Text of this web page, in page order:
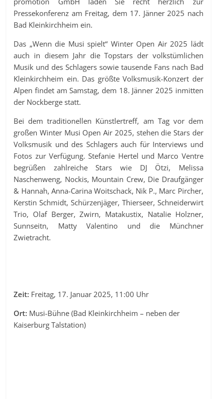
Pressekonferenz am Freitag, dem 17. Jänner 2025 nach
Bad Kleinkirchheim ein.
Das „Wenn die Musi spielt“ Winter Open Air 2025 lädt
auch in diesem Jahr die Topstars der volkstümlichen
Musik und des Schlagers sowie tausende Fans nach Bad
Kleinkirchheim ein. Das größte Volksmusik-Konzert der
Alpen findet am Samstag, dem 18. Jänner 2025 inmitten
der Nockberge statt.
Bei dem traditionellen Künstlertreff, am Tag vor dem
großen Winter Musi Open Air 2025, stehen die Stars der
Volksmusik und des Schlagers auch für Interviews und
Fotos zur Verfügung. Stefanie Hertel und Marco Ventre
begrüßen zahlreiche Stars wie DJ Ötzi, Melissa
Naschenweng, Nockis, Mountain Crew, Die Draufgänger
& Hannah, Anna-Carina Woitschack, Nik P., Marc Pircher,
Kerstin Schmidt, Schürzenjäger, Thierseer, Schneiderwirt
Trio, Olaf Berger, Zwirn, Matakustix, Natalie Holzner,
Sunnseitn, Matty Valentino und die Münchner
Zwietracht.
Zeit: Freitag, 17. Januar 2025, 11:00 Uhr
Ort: Musi-Bühne (Bad Kleinkirchheim – neben der
Kaiserburg Talstation)